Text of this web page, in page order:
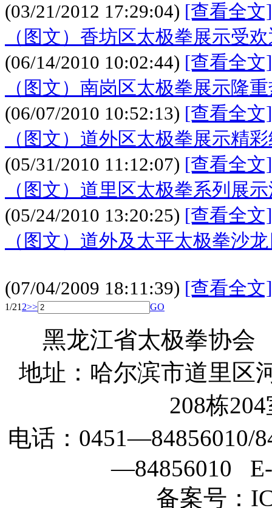
(03/21/2012 17:29:04) [查看全文]
（图文）香坊区太极拳展示受
(06/14/2010 10:02:44) [查看全文]
（图文）南岗区太极拳展示隆
(06/07/2010 10:52:13) [查看全文]
（图文）道外区太极拳展示精
(05/31/2010 11:12:07) [查看全文]
（图文）道里区太极拳系列展
(05/24/2010 13:20:25) [查看全文]
（图文）道外及太平太极拳沙
(07/04/2009 18:11:39) [查看全文]
1/21 2>> GO
黑龙江省太极拳协
地址：哈尔滨市道里区
208栋
电话：0451—84856010/
—84856010 E-
备案号：